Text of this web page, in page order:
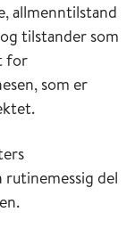
allmenntilstand
tilstander som
for
som er
del